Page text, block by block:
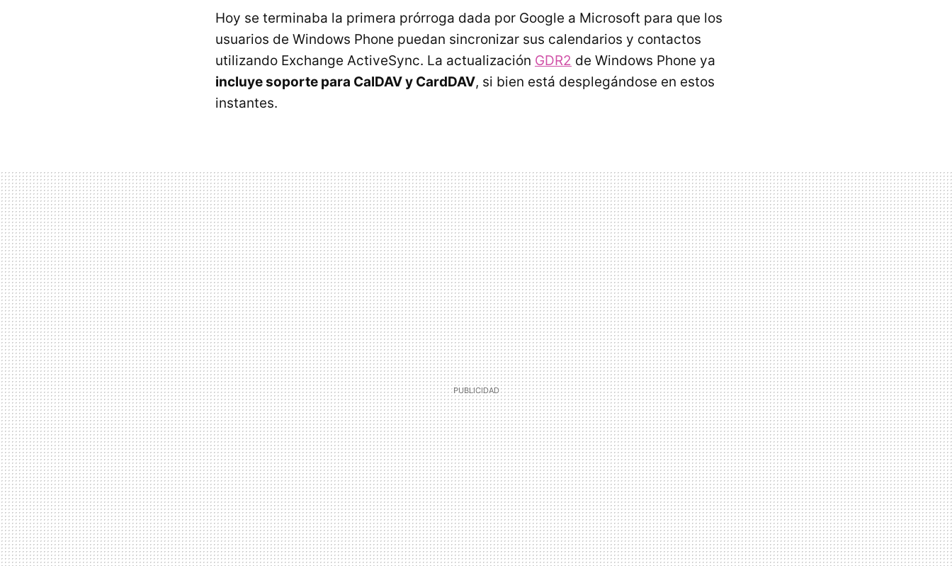
Hoy se terminaba la primera prórroga dada por Google a Microsoft para que los
usuarios de Windows Phone puedan sincronizar sus calendarios y contactos
utilizando Exchange ActiveSync. La actualización GDR2 de Windows Phone ya
incluye soporte para CalDAV y CardDAV, si bien está desplegándose en estos
instantes.